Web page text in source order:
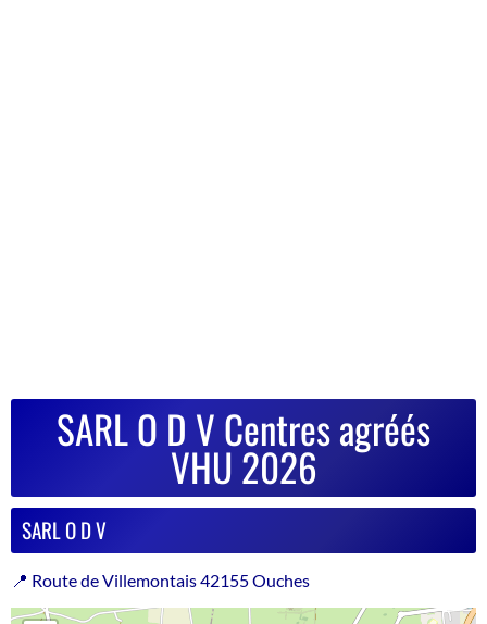
SARL O D V Centres agréés
VHU 2026
SARL O D V
📍 Route de Villemontais 42155 Ouches